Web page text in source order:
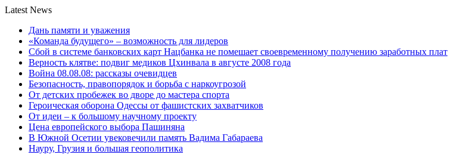
Latest News
Дань памяти и уважения
«Команда будущего» – возможность для лидеров
Сбой в системе банковских карт Нацбанка не помешает своевременному получению заработных плат
Верность клятве: подвиг медиков Цхинвала в августе 2008 года
Война 08.08.08: рассказы очевидцев
Безопасность, правопорядок и борьба с наркоугрозой
От детских пробежек во дворе до мастера спорта
Героическая оборона Одессы от фашистских захватчиков
От идеи – к большому научному проекту
Цена европейского выбора Пашиняна
В Южной Осетии увековечили память Вадима Габараева
Науру, Грузия и большая геополитика